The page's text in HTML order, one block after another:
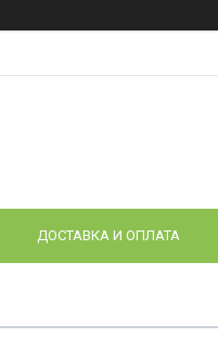
ДОСТАВКА И ОПЛАТА